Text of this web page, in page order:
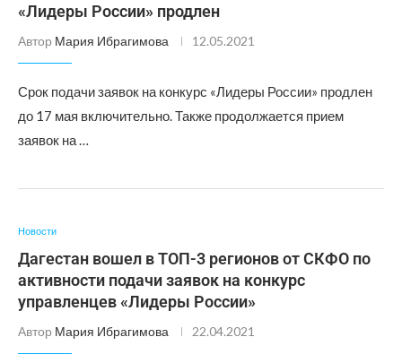
«Лидеры России» продлен
Автор Мария Ибрагимова 12.05.2021
Срок подачи заявок на конкурс «Лидеры России» продлен
до 17 мая включительно. Также продолжается прием
заявок на …
Новости
Дагестан вошел в ТОП-3 регионов от СКФО по
активности подачи заявок на конкурс
управленцев «Лидеры России»
Автор Мария Ибрагимова 22.04.2021